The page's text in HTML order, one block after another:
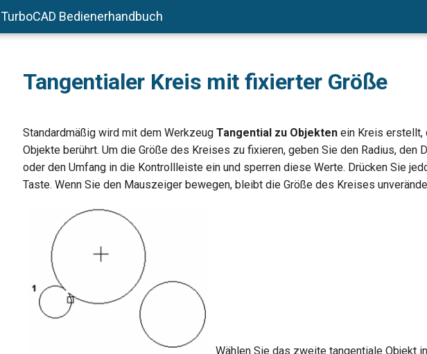
TurboCAD Bedienerhandbuch
Tangentialer Kreis mit fixierter Größe
Standardmäßig wird mit dem Werkzeug Tangential zu Objekten ein Kreis erstellt,
Objekte berührt. Um die Größe des Kreises zu fixieren, geben Sie den Radius, den
oder den Umfang in die Kontrollleiste ein und sperren diese Werte. Drücken Sie
Taste. Wenn Sie den Mauszeiger bewegen, bleibt die Größe des Kreises
Wählen Sie das zweite tangentiale Objekt